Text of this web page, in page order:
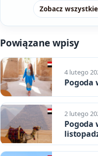
Zobacz
Powiązane wpisy
4 lutego
Pogoda
2 lutego
Pogoda